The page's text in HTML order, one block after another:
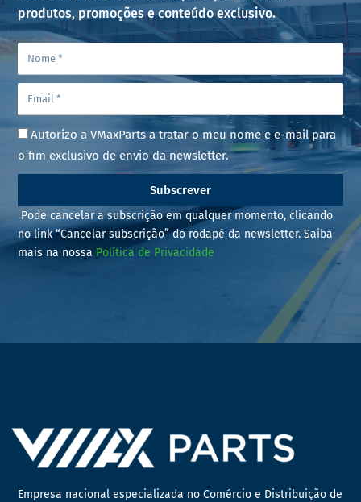
produtos, promoções e conteúdo exclusivo.
Autorizo a VMaxParts a tratar o meu nome e e-mail para
o fim exclusivo de envio da newsletter.
Subscrever
Pode cancelar a subscrição em qualquer momento, clicando
no link “Cancelar subscrição” do rodapé da newsletter. Saiba
mais na nossa Política de Privacidade
Empresa nacional especializada no Comércio e Distribuição de